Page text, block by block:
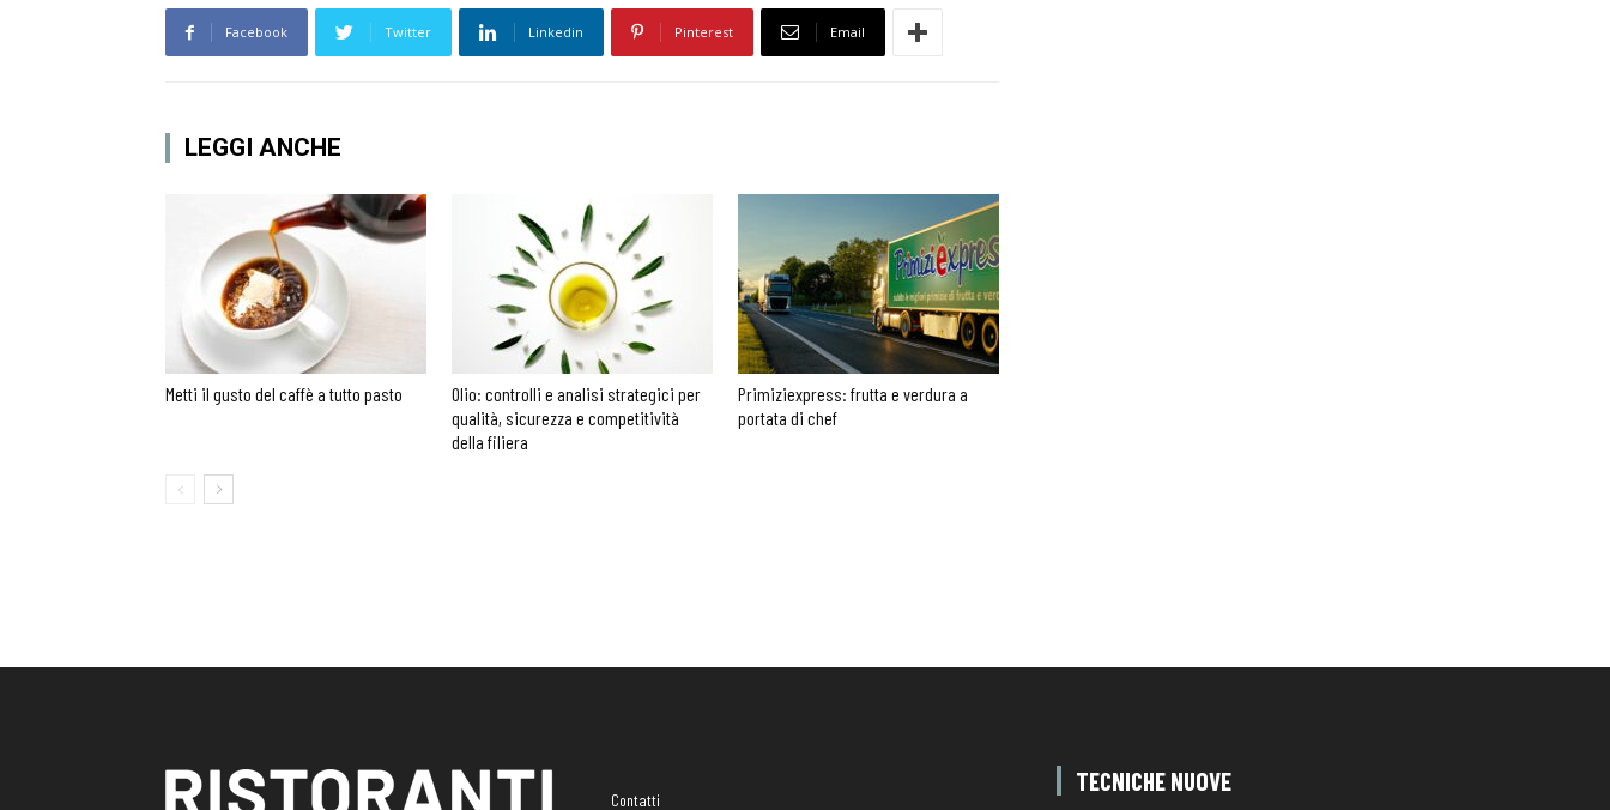
Facebook Twitter Linkedin Pinterest Email
LEGGI ANCHE
Metti il gusto del caffè a tutto pasto
Olio: controlli e analisi strategici per
qualità, sicurezza e competitività
della filiera
Primiziexpress: frutta e verdura a
portata di chef
Contatti
TECNICHE NUOVE